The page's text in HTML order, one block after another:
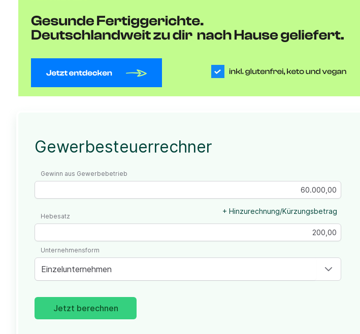
Gewerbesteuerrechner
Gewinn aus Gewerbebetrieb
+ Hinzurechnung/Kürzungsbetrag
Hebesatz
Einzelunternehmen
Unternehmensform
Jetzt berechnen